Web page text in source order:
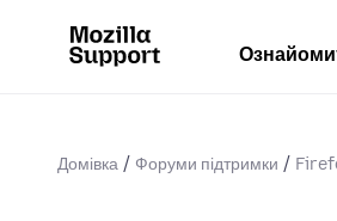
Домівка Форуми підтримки